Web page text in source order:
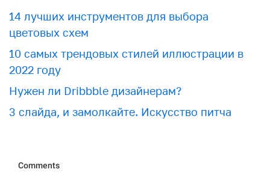
​​14 лучших инструментов для выбора
цветовых схем
10 самых трендовых стилей иллюстрации в
2022 году
Нужен ли Dribbble дизайнерам?
3 слайда, и замолкайте. Искусство питча